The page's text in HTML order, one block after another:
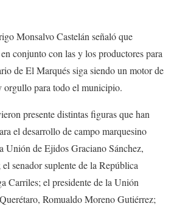
Monsalvo Castelán señaló que
conjunto con las y los productores para
de El Marqués siga siendo un motor de
orgullo para todo el municipio.
presente distintas figuras que han
el desarrollo de campo marquesino
Unión de Ejidos Graciano Sánchez,
senador suplente de la República
Carriles; el presidente de la Unión
Romualdo Moreno Gutiérrez;